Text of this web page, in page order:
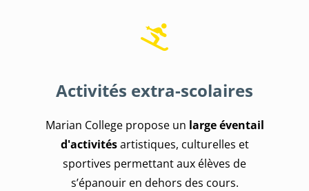
Activités extra-scolaires
Marian College propose un large éventail
d'activitésartistiques, culturelles et
sportives permettant aux élèves de
s’épanouir en dehors des cours.